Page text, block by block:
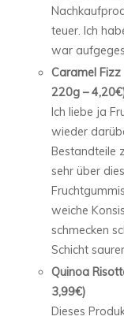
teuer. Ich
war
Caramel
220g –
Ich liebe ja
wieder
Bestandteile
sehr über
weiche
schmecken
Schicht
Quinoa
3,99€)
Dieses